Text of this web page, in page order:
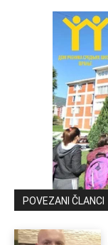
POVEZANI ČLANCI